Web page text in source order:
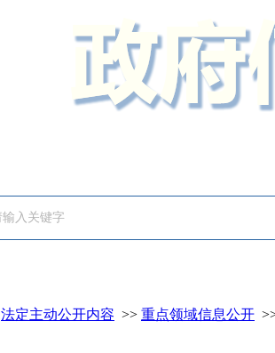
法定主动公开内容 >> 重点领域信息公开